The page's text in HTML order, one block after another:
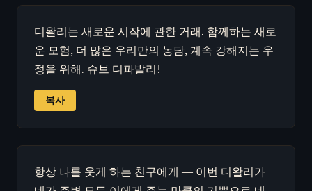
디왈리는 새로운 시작에 관한 거래. 함께하는 새로
운 모험, 더 많은 우리만의 농담, 계속 강해지는 우
정을 위해. 슈브 디파발리!
복사
항상 나를 웃게 하는 친구에게 — 이번 디왈리가